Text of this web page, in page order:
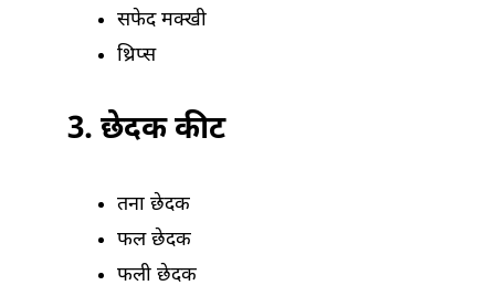
सफेद मक्खी
थ्रिप्स
3. छेदक कीट
तना छेदक
फल छेदक
फली छेदक